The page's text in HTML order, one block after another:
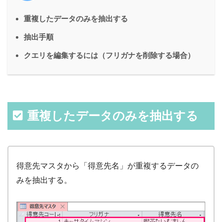
重複したデータのみを抽出する
抽出手順
クエリを編集するには（フリガナを削除する場合）
重複したデータのみを抽出する
得意先マスタから「得意先名」が重複するデータの
みを抽出する。